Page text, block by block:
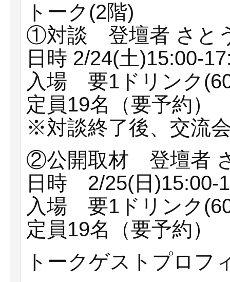
トーク(2階)
①対談 登壇者 さと
日時 2/24(土)15:00-
入場 要1ドリンク
定員19名（要予約）
※対談終了後、交流
②公開取材 登壇者
日時 2/25(日)15:00-
入場 要1ドリンク
定員19名（要予約）
トークゲストプロフ